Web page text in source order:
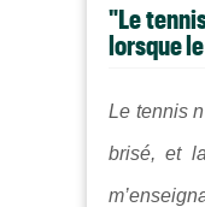
"Le
lorsque
Le tennis
brisé, et